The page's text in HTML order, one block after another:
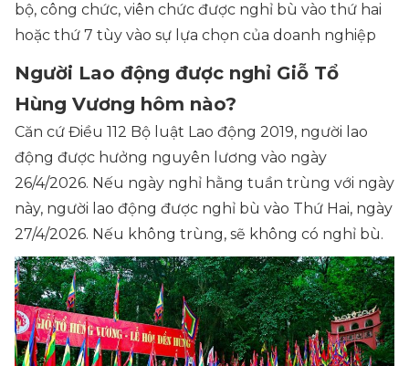
bộ, công chức, viên chức được nghỉ bù vào thứ hai
hoặc thứ 7 tùy vào sự lựa chọn của doanh nghiệp
Người Lao động được nghỉ Giỗ Tổ
Hùng Vương hôm nào?
Căn cứ Điều 112 Bộ luật Lao động 2019, người lao
động được hưởng nguyên lương vào ngày
26/4/2026. Nếu ngày nghỉ hằng tuần trùng với ngày
này, người lao động được nghỉ bù vào Thứ Hai, ngày
27/4/2026. Nếu không trùng, sẽ không có nghỉ bù.